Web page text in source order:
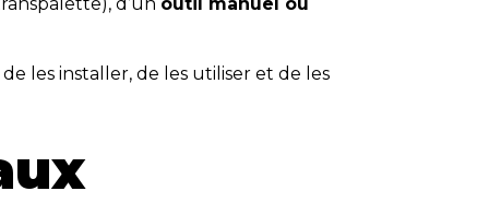
les installer, de les utiliser et de les